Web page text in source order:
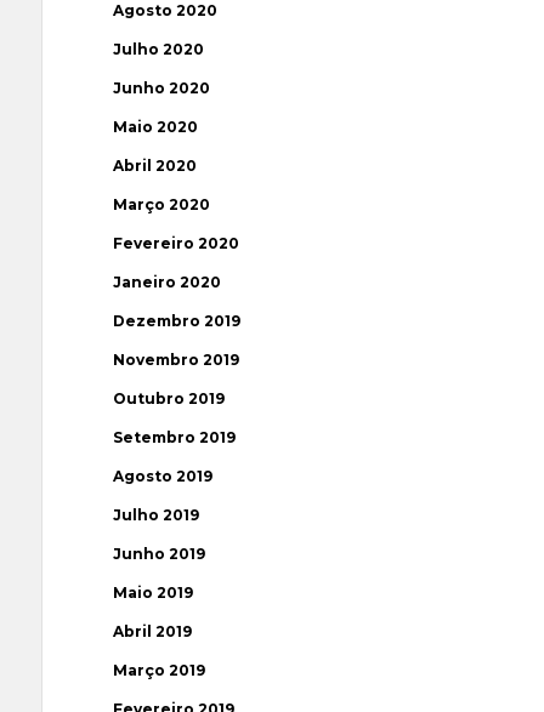
Agosto 2020
Julho 2020
Junho 2020
Maio 2020
Abril 2020
Março 2020
Fevereiro 2020
Janeiro 2020
Dezembro 2019
Novembro 2019
Outubro 2019
Setembro 2019
Agosto 2019
Julho 2019
Junho 2019
Maio 2019
Abril 2019
Março 2019